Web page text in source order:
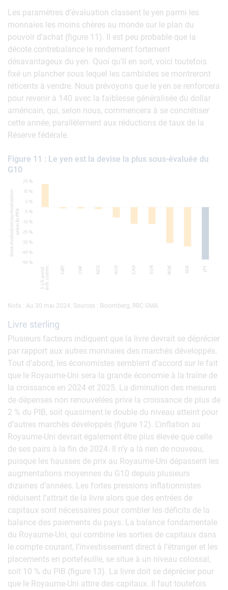
Les paramètres d’évaluation classent le yen parmi les
monnaies les moins chères au monde sur le plan du
pouvoir d’achat (figure 11). Il est peu probable que la
décote contrebalance le rendement fortement
désavantageux du yen. Quoi qu’il en soit, voici toutefois
fixé un plancher sous lequel les cambistes se montreront
réticents à vendre. Nous prévoyons que le yen se renforcera
pour revenir à 140 avec la faiblesse généralisée du dollar
américain, qui, selon nous, commencera à se concrétiser
cette année, parallèlement aux réductions de taux de la
Réserve fédérale.
Figure 11 : Le yen est la devise la plus sous-évaluée du
G10
Nota : Au 30 mai 2024. Sources : Bloomberg, RBC GMA
Livre sterling
Plusieurs facteurs indiquent que la livre devrait se déprécier
par rapport aux autres monnaies des marchés développés.
Tout d’abord, les économistes semblent d’accord sur le fait
que le Royaume-Uni sera la grande économie à la traîne de
la croissance en 2024 et 2025. La diminution des mesures
de dépenses non renouvelées prive la croissance de plus de
2 % du PIB, soit quasiment le double du niveau atteint pour
d’autres marchés développés (figure 12). L’inflation au
Royaume-Uni devrait également être plus élevée que celle
de ses pairs à la fin de 2024. Il n’y a là rien de nouveau,
puisque les hausses de prix au Royaume-Uni dépassent les
augmentations moyennes du G10 depuis plusieurs
dizaines d’années. Les fortes pressions inflationnistes
réduisent l’attrait de la livre alors que des entrées de
capitaux sont nécessaires pour combler les déficits de la
balance des paiements du pays. La balance fondamentale
du Royaume-Uni, qui combine les sorties de capitaux dans
le compte courant, l’investissement direct à l’étranger et les
placements en portefeuille, se situe à un niveau colossal,
soit 10 % du PIB (figure 13). La livre doit se déprécier pour
que le Royaume-Uni attire des capitaux. Il faut toutefois